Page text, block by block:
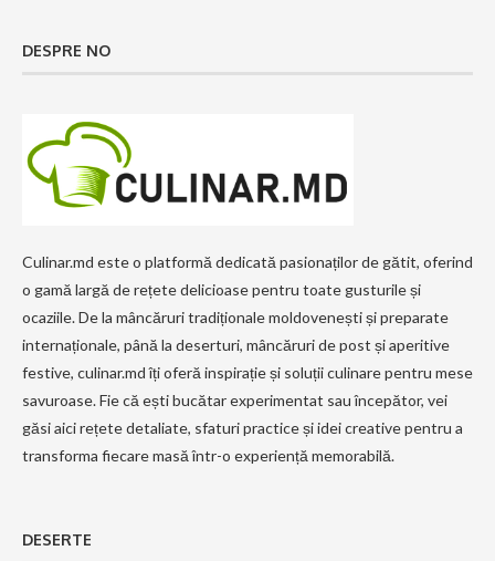
DESPRE NO
Culinar.md este o platformă dedicată pasionaților de gătit, oferind
o gamă largă de rețete delicioase pentru toate gusturile și
ocaziile. De la mâncăruri tradiționale moldovenești și preparate
internaționale, până la deserturi, mâncăruri de post și aperitive
festive, culinar.md îți oferă inspirație și soluții culinare pentru mese
savuroase. Fie că ești bucătar experimentat sau începător, vei
găsi aici rețete detaliate, sfaturi practice și idei creative pentru a
transforma fiecare masă într-o experiență memorabilă.
DESERTE